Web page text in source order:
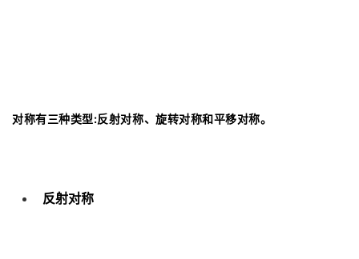
对称有三种类型:反射对称、旋转对称和平移对称。
反射对称